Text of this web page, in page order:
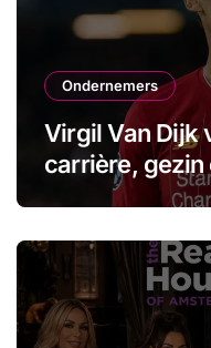
Ondernemers
Virgil Van Dijk
carrière, gezin
aanvoerder